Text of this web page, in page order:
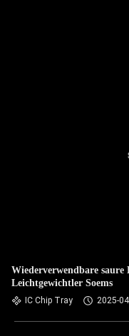
Wiederverwendbare
Leichtgewichtler Soems
IC Chip Tray 2025-